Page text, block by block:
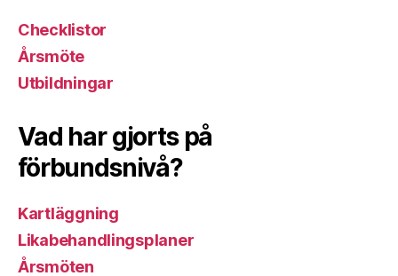
Checklistor
Årsmöte
Utbildningar
Vad har gjorts på
förbundsnivå?
Kartläggning
Likabehandlingsplaner
Årsmöten